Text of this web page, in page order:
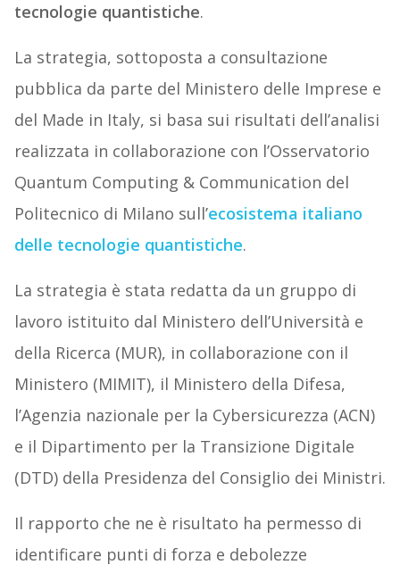
tecnologie quantistiche.
La strategia, sottoposta a consultazione
pubblica da parte del Ministero delle Imprese e
del Made in Italy, si basa sui risultati dell’analisi
realizzata in collaborazione con l’Osservatorio
Quantum Computing & Communication del
Politecnico di Milano sull’ecosistema italiano
delle tecnologie quantistiche.
La strategia è stata redatta da un gruppo di
lavoro istituito dal Ministero dell’Università e
della Ricerca (MUR), in collaborazione con il
Ministero (MIMIT), il Ministero della Difesa,
l’Agenzia nazionale per la Cybersicurezza (ACN)
e il Dipartimento per la Transizione Digitale
(DTD) della Presidenza del Consiglio dei Ministri.
Il rapporto che ne è risultato ha permesso di
identificare punti di forza e debolezze